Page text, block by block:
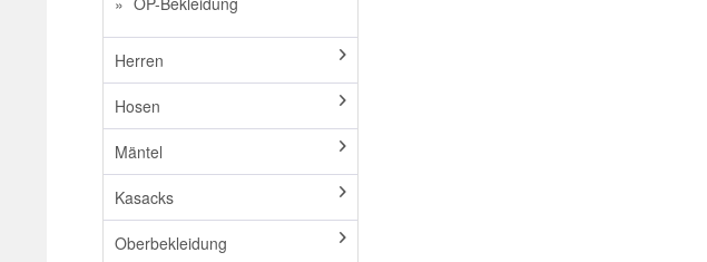
Herren
Hosen
Mäntel
Kasacks
Oberbekleidung